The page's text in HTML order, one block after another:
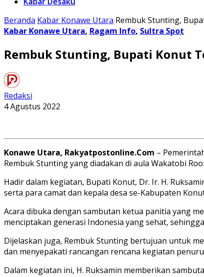
Beranda Kabar Konawe Utara Rembuk Stunting,
Kabar Konawe Utara, Ragam Info, Sultra Spot
Rembuk Stunting, Bupati Konut
Redaksi
4 Agustus 2022
Konawe Utara, Rakyatpostonline.Com –
Rembuk Stunting yang diadakan di aula Wakatobi
Hadir dalam kegiatan, Bupati Konut, Dr. Ir. H.
serta para camat dan kepala desa se-Kabupaten
Acara dibuka dengan sambutan ketua panitia yang
menciptakan generasi Indonesia yang sehat,
Dijelaskan juga, Rembuk Stunting bertujuan untuk
dan menyepakati rancangan rencana kegiatan
Dalam kegiatan ini, H. Ruksamin memberikan